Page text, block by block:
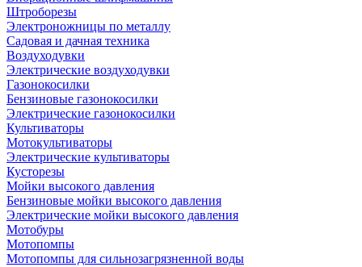
Штроборезы
Электроножницы по металлу
Садовая и дачная техника
Воздуходувки
Электрические воздуходувки
Газонокосилки
Бензиновые газонокосилки
Электрические газонокосилки
Культиваторы
Мотокультиваторы
Электрические культиваторы
Кусторезы
Мойки высокого давления
Бензиновые мойки высокого давления
Электрические мойки высокого давления
Мотобуры
Мотопомпы
Мотопомпы для сильнозагрязненной воды